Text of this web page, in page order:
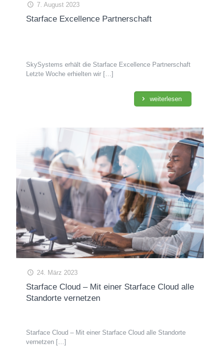
7. August 2023
Starface Excellence Partnerschaft
SkySystems erhält die Starface Excellence Partnerschaft
Letzte Woche erhielten wir […]
weiterlesen
24. März 2023
Starface Cloud – Mit einer Starface Cloud alle
Standorte vernetzen
Starface Cloud – Mit einer Starface Cloud alle Standorte
vernetzen […]